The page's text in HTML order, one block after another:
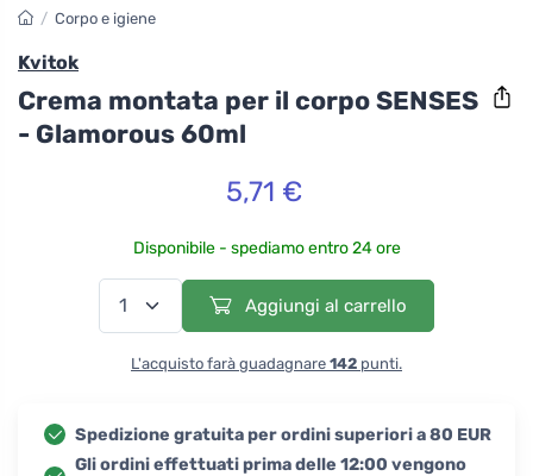
/ Corpo e igiene
Kvitok
Crema montata per il corpo SENSES
- Glamorous 60ml
5,71 €
Disponibile - spediamo entro 24 ore
Aggiungi al carrello
L'acquisto farà guadagnare 142 punti.
Spedizione gratuita per ordini superiori a 80 EUR
Gli ordini effettuati prima delle 12:00 vengono